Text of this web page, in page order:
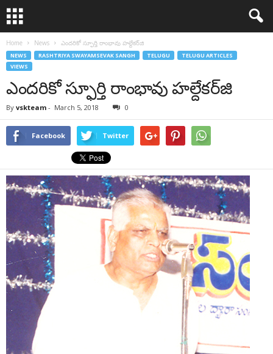
Home News ఎందరికో స్ఫూర్తి రాంభావు హల్దేకర్‌జి
NEWS RASHTRIYA SWAYAMSEVAK SANGH TELUGU
TELUGU ARTICLES
VIEWS
ఎందరికో స్ఫూర్తి రాంభావు హల్దేకర్‌జి
By vskteam - March 5, 2018 0
Facebook Twitter